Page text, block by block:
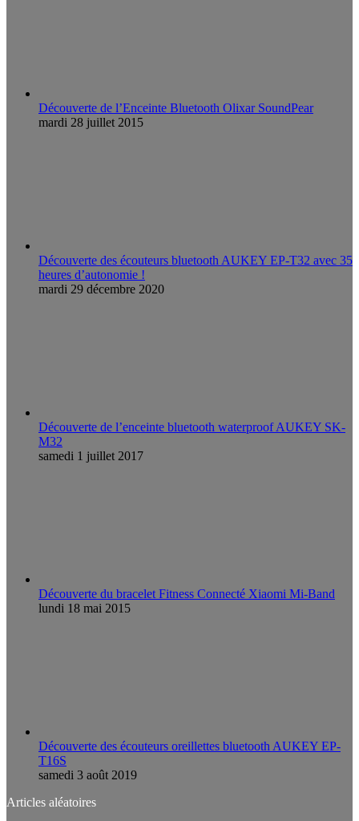
Découverte de l’Enceinte Bluetooth Olixar SoundPear
mardi 28 juillet 2015
Découverte des écouteurs bluetooth AUKEY EP-T32 avec 35
heures d’autonomie !
mardi 29 décembre 2020
Découverte de l’enceinte bluetooth waterproof AUKEY SK-
M32
samedi 1 juillet 2017
Découverte du bracelet Fitness Connecté Xiaomi Mi-Band
lundi 18 mai 2015
Découverte des écouteurs oreillettes bluetooth AUKEY EP-
T16S
samedi 3 août 2019
Articles aléatoires